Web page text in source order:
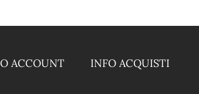
ACCOUNT INFO ACQUISTI